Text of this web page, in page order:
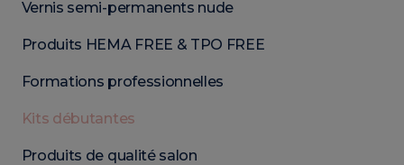
Vernis semi-permanents nude
Produits HEMA FREE & TPO FREE
Formations professionnelles
Kits débutantes
Produits de qualité salon